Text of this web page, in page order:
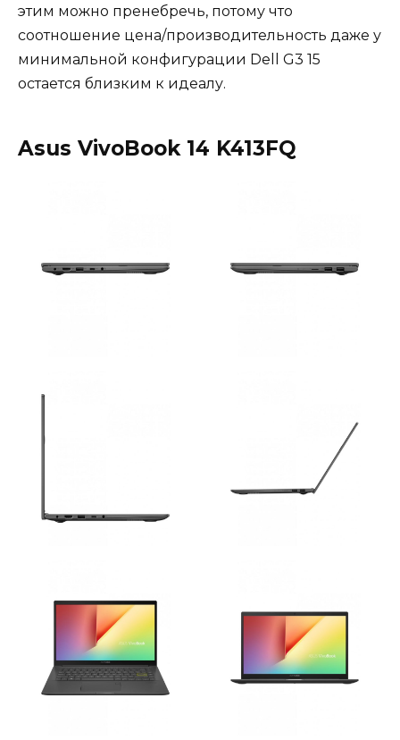
этим можно пренебречь, потому что
соотношение цена/производительность даже у
минимальной конфигурации Dell G3 15
остается близким к идеалу.
Asus VivoBook 14 K413FQ